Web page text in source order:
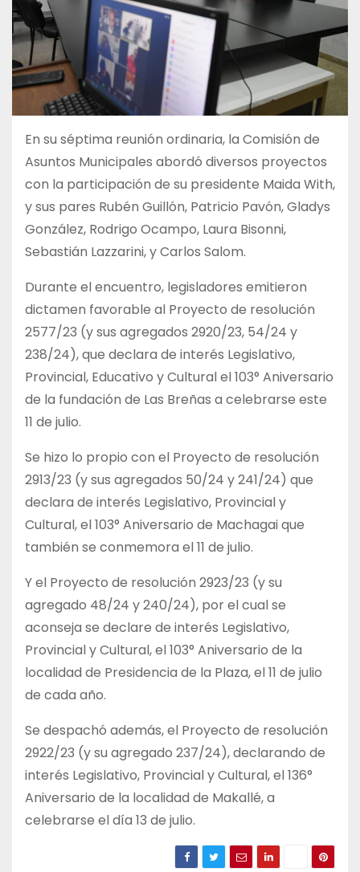
En su séptima reunión ordinaria, la Comisión de
Asuntos Municipales abordó diversos proyectos
con la participación de su presidente Maida With,
y sus pares Rubén Guillón, Patricio Pavón, Gladys
González, Rodrigo Ocampo, Laura Bisonni,
Sebastián Lazzarini, y Carlos Salom.
Durante el encuentro, legisladores emitieron
dictamen favorable al Proyecto de resolución
2577/23 (y sus agregados 2920/23, 54/24 y
238/24), que declara de interés Legislativo,
Provincial, Educativo y Cultural el 103° Aniversario
de la fundación de Las Breñas a celebrarse este
11 de julio.
Se hizo lo propio con el Proyecto de resolución
2913/23 (y sus agregados 50/24 y 241/24) que
declara de interés Legislativo, Provincial y
Cultural, el 103° Aniversario de Machagai que
también se conmemora el 11 de julio.
Y el Proyecto de resolución 2923/23 (y su
agregado 48/24 y 240/24), por el cual se
aconseja se declare de interés Legislativo,
Provincial y Cultural, el 103° Aniversario de la
localidad de Presidencia de la Plaza, el 11 de julio
de cada año.
Se despachó además, el Proyecto de resolución
2922/23 (y su agregado 237/24), declarando de
interés Legislativo, Provincial y Cultural, el 136°
Aniversario de la localidad de Makallé, a
celebrarse el día 13 de julio.